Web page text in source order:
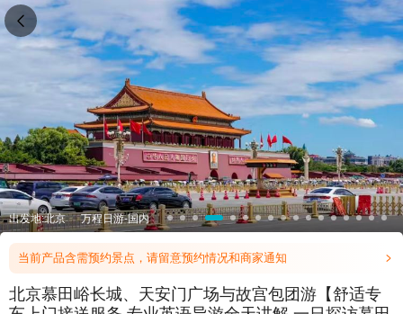
出发地:北京 万程日游-国内
当前产品含需预约景点，请留意预约情况和商家通知 
北京慕田峪长城、天安门广场与故宫包团游【舒适专
